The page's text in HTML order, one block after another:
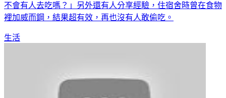
不會有人去吃嗎？」另外還有人分享經驗，住宿舍時曾在食物
裡加威而鋼，結果超有效，再也沒有人敢偷吃。
生活